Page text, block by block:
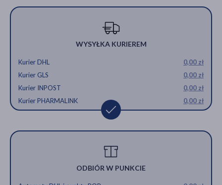
WYSYŁKA KURIEREM
Kurier DHL
0,00 zł
Kurier GLS
0,00 zł
Kurier INPOST
0,00 zł
Kurier PHARMALINK
0,00 zł
ODBIÓR W PUNKCIE